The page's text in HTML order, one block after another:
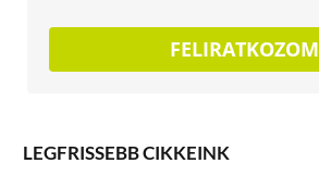
FELIRATKOZOM
LEGFRISSEBB CIKKEINK